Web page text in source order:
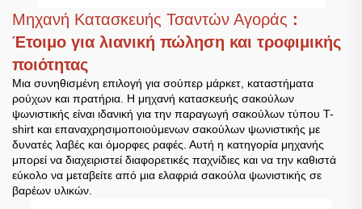
Μηχανή Κατασκευής Τσαντών Αγοράς :
Έτοιμο για λιανική πώληση και τροφιμικής
ποιότητας
Μια συνηθισμένη επιλογή για σούπερ μάρκετ, καταστήματα
ρούχων και πρατήρια. Η μηχανή κατασκευής σακούλων
ψωνιστικής είναι ιδανική για την παραγωγή σακούλων τύπου T-
shirt και επαναχρησιμοποιούμενων σακούλων ψωνιστικής με
δυνατές λαβές και όμορφες ραφές. Αυτή η κατηγορία μηχανής
μπορεί να διαχειριστεί διαφορετικές παχνίδιες και να την καθιστά
εύκολο να μεταβείτε από μια ελαφριά σακούλα ψωνιστικής σε
βαρέων υλικών.